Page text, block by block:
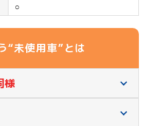
○
“未使用車”とは
様